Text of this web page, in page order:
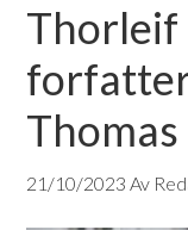
Thorleif
21/10/2023 Av